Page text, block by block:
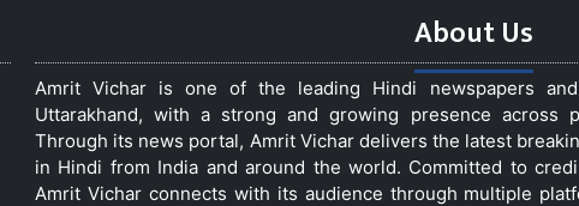
About Us
Amrit Vichar is one of the leading Hindi newspapers
Uttarakhand, with a strong and growing presence across
Through its news portal, Amrit Vichar delivers the latest
in Hindi from India and around the world. Committed to
Amrit Vichar connects with its audience through multiple